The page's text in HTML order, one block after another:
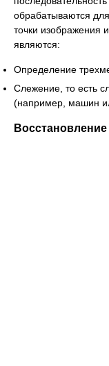
обрабатываются
точки изображения
являются:
Определение
Слежение, то есть
(например, машин